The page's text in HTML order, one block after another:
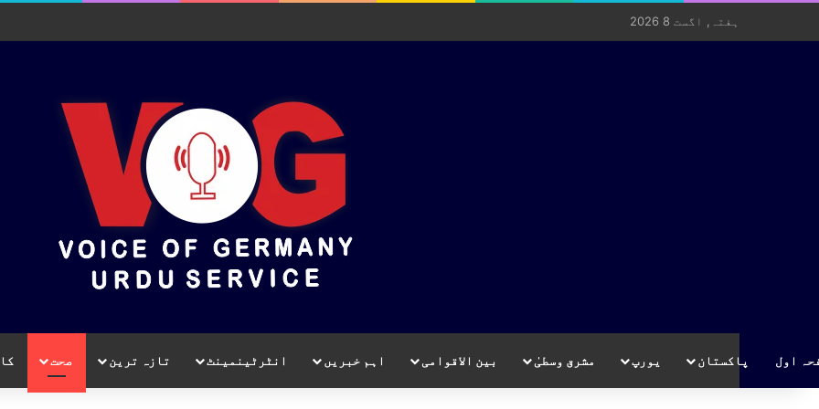
ہفتہ, اگست 8 2026
اول پاکستان یورپ مشرق وسطیٰ بین الاقوامی اہم خبریں انٹرٹینمینٹ تازہ ترین صحت